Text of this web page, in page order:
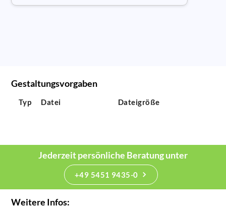
Gestaltungsvorgaben
Typ Datei Dateigröße
Jederzeit persönliche Beratung unter
+49 5451 9435-0
Weitere Infos: